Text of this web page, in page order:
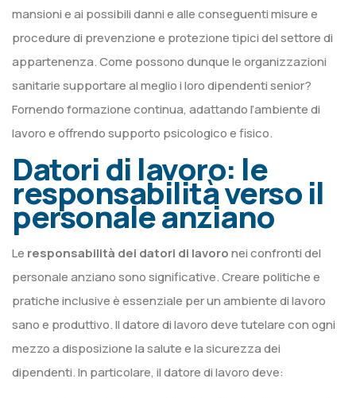
mansioni e ai possibili danni e alle conseguenti misure e
procedure di prevenzione e protezione tipici del settore di
appartenenza. Come possono dunque le organizzazioni
sanitarie supportare al meglio i loro dipendenti senior?
Fornendo formazione continua, adattando l’ambiente di
lavoro e offrendo supporto psicologico e fisico.
Datori di lavoro: le
responsabilità verso il
personale anziano
Le responsabilità dei datori di lavoronei confronti del
personale anziano sono significative. Creare politiche e
pratiche inclusive è essenziale per un ambiente di lavoro
sano e produttivo. Il datore di lavoro deve tutelare con ogni
mezzo a disposizione la salute e la sicurezza dei
dipendenti. In particolare, il datore di lavoro deve: